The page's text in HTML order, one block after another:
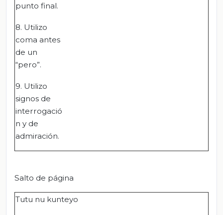
punto final.
8. Utilizo
coma antes
de un
“pero”.
9. Utilizo
signos de
interrogació
n y de
admiración.
Salto de página
Tutu nu kunteyo